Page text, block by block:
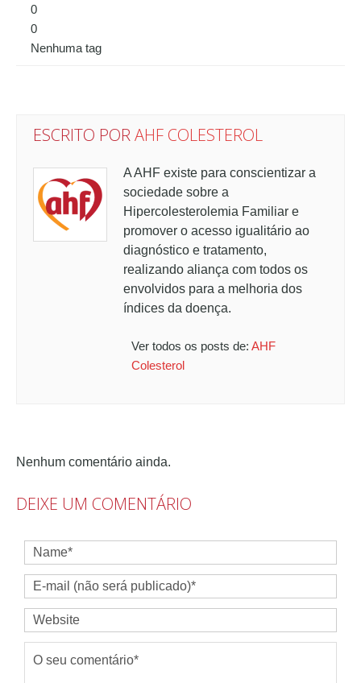
0
0
Nenhuma tag
ESCRITO PORAHF COLESTEROL
A AHF existe para conscientizar a
sociedade sobre a
Hipercolesterolemia Familiar e
promover o acesso igualitário ao
diagnóstico e tratamento,
realizando aliança com todos os
envolvidos para a melhoria dos
índices da doença.
Ver todos os posts de: AHF
Colesterol
Nenhum comentário ainda.
DEIXE UM COMENTÁRIO